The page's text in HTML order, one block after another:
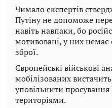
Чимало експертів
Путіну не допоможе
навіть навпаки, бо
мотивовані, у них
зброї.
Європейські військові
мобілізованих
уповільнити
територіями.